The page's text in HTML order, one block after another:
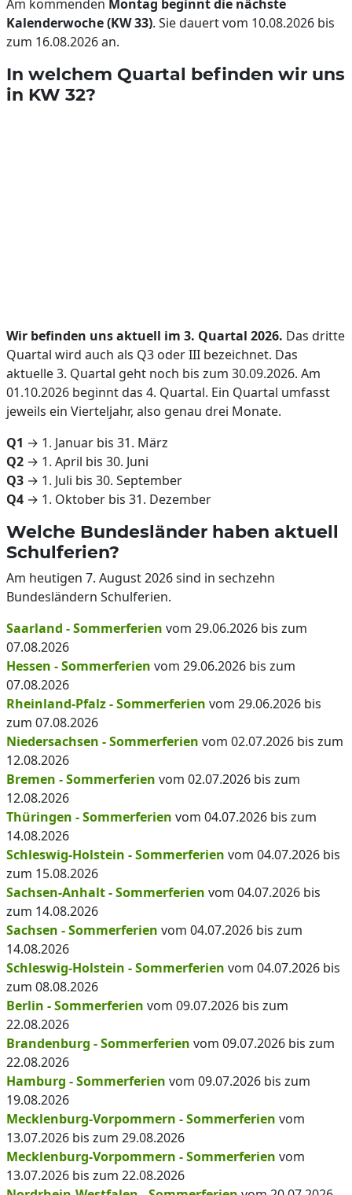
Am kommenden Montag beginnt die nächste
Kalenderwoche (KW 33). Sie dauert vom 10.08.2026 bis
zum 16.08.2026 an.
In welchem Quartal befinden wir uns
in KW 32?
Wir befinden uns aktuell im 3. Quartal 2026. Das dritte
Quartal wird auch als Q3 oder III bezeichnet. Das
aktuelle 3. Quartal geht noch bis zum 30.09.2026. Am
01.10.2026 beginnt das 4. Quartal. Ein Quartal umfasst
jeweils ein Vierteljahr, also genau drei Monate.
Q1 → 1. Januar bis 31. März
Q2 → 1. April bis 30. Juni
Q3 → 1. Juli bis 30. September
Q4 → 1. Oktober bis 31. Dezember
Welche Bundesländer haben aktuell
Schulferien?
Am heutigen 7. August 2026 sind in sechzehn
Bundesländern Schulferien.
Saarland - Sommerferien vom 29.06.2026 bis zum
07.08.2026
Hessen - Sommerferien vom 29.06.2026 bis zum
07.08.2026
Rheinland-Pfalz - Sommerferien vom 29.06.2026 bis
zum 07.08.2026
Niedersachsen - Sommerferien vom 02.07.2026 bis zum
12.08.2026
Bremen - Sommerferien vom 02.07.2026 bis zum
12.08.2026
Thüringen - Sommerferien vom 04.07.2026 bis zum
14.08.2026
Schleswig-Holstein - Sommerferien vom 04.07.2026 bis
zum 15.08.2026
Sachsen-Anhalt - Sommerferien vom 04.07.2026 bis
zum 14.08.2026
Sachsen - Sommerferien vom 04.07.2026 bis zum
14.08.2026
Schleswig-Holstein - Sommerferien vom 04.07.2026 bis
zum 08.08.2026
Berlin - Sommerferien vom 09.07.2026 bis zum
22.08.2026
Brandenburg - Sommerferien vom 09.07.2026 bis zum
22.08.2026
Hamburg - Sommerferien vom 09.07.2026 bis zum
19.08.2026
Mecklenburg-Vorpommern - Sommerferien vom
13.07.2026 bis zum 29.08.2026
Mecklenburg-Vorpommern - Sommerferien vom
13.07.2026 bis zum 22.08.2026